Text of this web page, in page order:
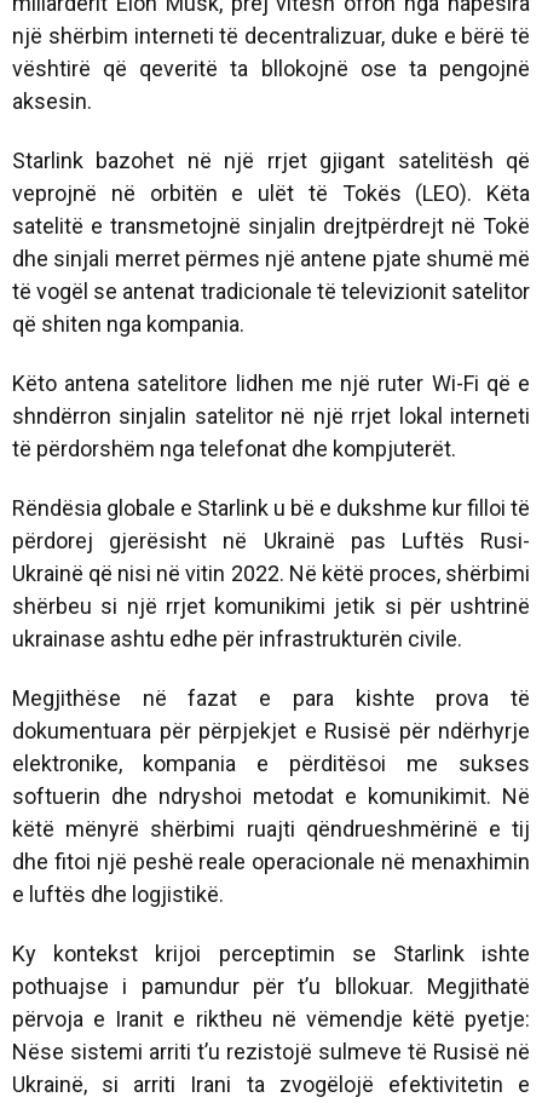
një shërbim interneti të decentralizuar, duke e bërë të
vështirë që qeveritë ta bllokojnë ose ta pengojnë
aksesin.
Starlink bazohet në një rrjet gjigant satelitësh që
veprojnë në orbitën e ulët të Tokës (LEO). Këta
satelitë e transmetojnë sinjalin drejtpërdrejt në Tokë
dhe sinjali merret përmes një antene pjate shumë më
të vogël se antenat tradicionale të televizionit satelitor
që shiten nga kompania.
Këto antena satelitore lidhen me një ruter Wi-Fi që e
shndërron sinjalin satelitor në një rrjet lokal interneti
të përdorshëm nga telefonat dhe kompjuterët.
Rëndësia globale e Starlink u bë e dukshme kur filloi të
përdorej gjerësisht në Ukrainë pas Luftës Rusi-
Ukrainë që nisi në vitin 2022. Në këtë proces, shërbimi
shërbeu si një rrjet komunikimi jetik si për ushtrinë
ukrainase ashtu edhe për infrastrukturën civile.
Megjithëse në fazat e para kishte prova të
dokumentuara për përpjekjet e Rusisë për ndërhyrje
elektronike, kompania e përditësoi me sukses
softuerin dhe ndryshoi metodat e komunikimit. Në
këtë mënyrë shërbimi ruajti qëndrueshmërinë e tij
dhe fitoi një peshë reale operacionale në menaxhimin
e luftës dhe logjistikë.
Ky kontekst krijoi perceptimin se Starlink ishte
pothuajse i pamundur për t’u bllokuar. Megjithatë
përvoja e Iranit e riktheu në vëmendje këtë pyetje:
Nëse sistemi arriti t’u rezistojë sulmeve të Rusisë në
Ukrainë, si arriti Irani ta zvogëlojë efektivitetin e